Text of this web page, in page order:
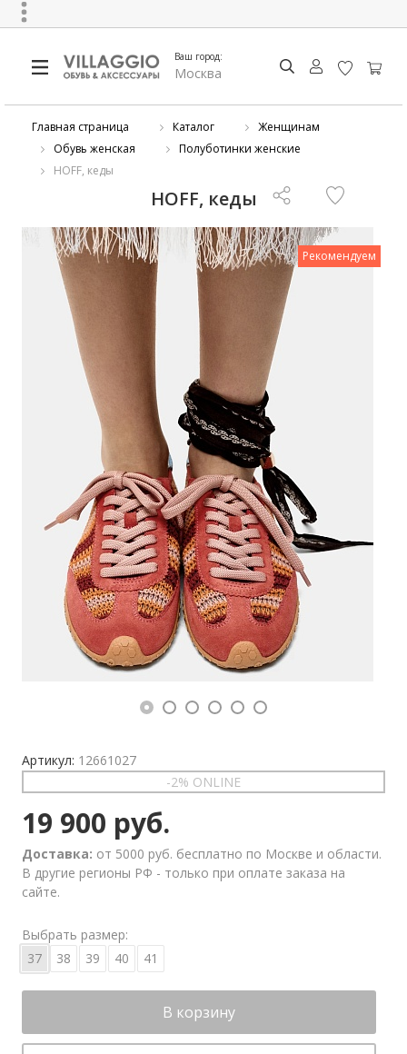
Ваш город:
Москва
Главная страница Каталог
Женщинам
Обувь женская
Полуботинки женские
HOFF, кеды
HOFF, кеды
Рекомендуем
Артикул: 12661027
-2% ONLINE
19 900 руб.
Доставка: от 5000 руб. бесплатно по Москве и области.
В другие регионы РФ - только при оплате заказа на
сайте.
Выбрать размер:
37
38 39 40 41
В корзину